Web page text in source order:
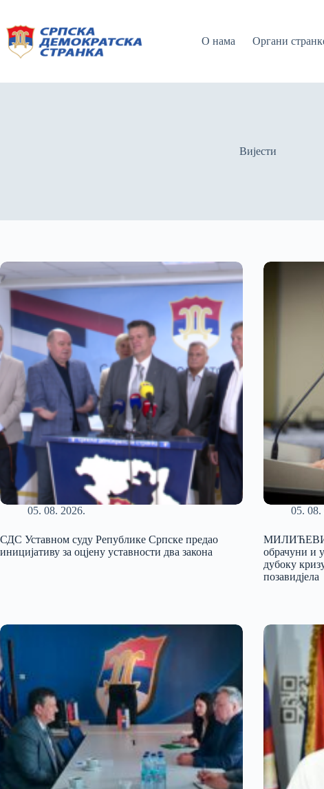
О нама Органи
Вијести
05. 08. 2026.
СДС Уставном суду Републике Српске предао
иницијативу за оцјену уставности два закона
05. 08.
обрачуни и
дубоку
позавидјела